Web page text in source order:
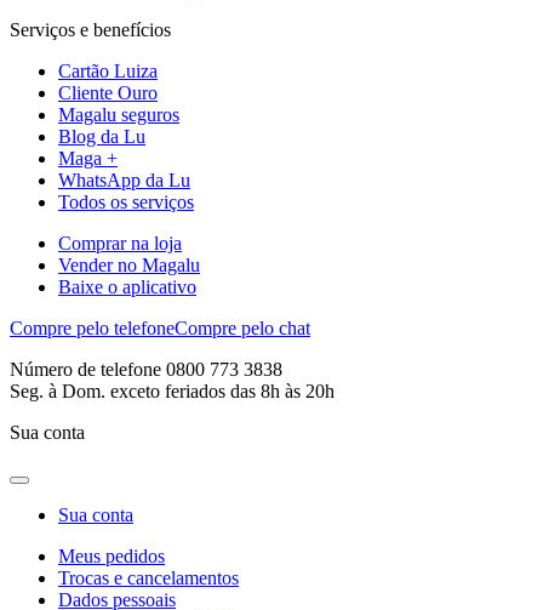
Serviços e benefícios
Cartão Luiza
Cliente Ouro
Magalu seguros
Blog da Lu
Maga +
WhatsApp da Lu
Todos os serviços
Comprar na loja
Vender no Magalu
Baixe o aplicativo
Compre pelo telefoneCompre pelo chat
Número de telefone 0800 773 3838
Seg. à Dom. exceto feriados das 8h às 20h
Sua conta
Sua conta
Meus pedidos
Trocas e cancelamentos
Dados pessoais